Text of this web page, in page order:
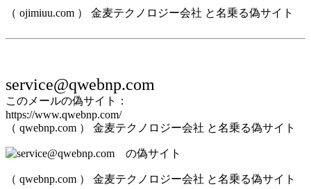
（ ojimiuu.com ） 金麦テクノロジー会社 と名乗る偽サイト
service@qwebnp.com
このメールの偽サイト：
https://www.qwebnp.com/
（ qwebnp.com ） 金麦テクノロジー会社 と名乗る偽サイト
（ qwebnp.com ） 金麦テクノロジー会社 と名乗る偽サイト